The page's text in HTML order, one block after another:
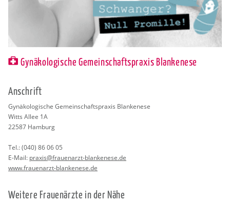
Gynäkologische Gemeinschaftspraxis Blankenese
An­schrift
Gy­nä­ko­lo­gi­sche Ge­mein­schafts­pra­xis Blan­ke­ne­se
Witts Allee 1A
22587 Ham­burg
Tel.:(040) 86 06 05
E-Mail: pra­xis@​frauenarzt-​blankenese.​de
www.​frauenarzt-​blankenese.​de
Wei­te­re Frau­en­ärz­te in der Nähe